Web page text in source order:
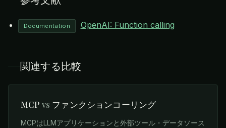
Documentation OpenAI: Function calling
関連する比較
MCP vs ファンクションコーリング
MCPはLLMアプリケーションと外部ツール・データソース